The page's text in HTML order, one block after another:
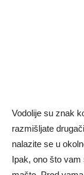
Vodolije su znak
razmišljate
nalazite se u
Ipak, ono što